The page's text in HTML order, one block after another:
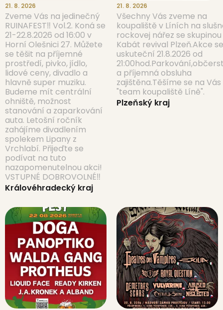
21. 8. 2026
Zveme Vás na jedinečný
RUINAFEST‼️ Vol.2. Koná se
21-22.8.2026 od 16:00 v
Horní Olešnici 27. Můžete
se těšit na příjemné
prostředí, pivko, jídlo,
lidové ceny, divadlo a
hlavně super muziku.
Budeme mít centrální
ohniště, možnost
stanování a zaparkování
auta. Letošní ročník
zahájíme divadlením
spolekem Lipany z
Vrchlabí. Přijeďte se
podívat na tuto
nazapomenutelnou akci!
VSTUPNÉ DOBROVOLNÉ‼️
Královéhradecký kraj
21. 8. 2026
Všechny Vás zveme na
koupaliště v Líních na
rockovej nářez se skupinou
Kabát revival Plzeň.Akce se
uskuteční 21.8.2026 od
a příjemná obsluha
zajištěna.Těšíme se na Vás
"team koupaliště Líně".
Plzeňský kraj